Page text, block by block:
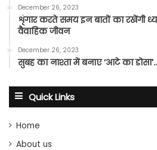
December 26, 2023
शृंगार करते समय इन बातों का रखेंगी
वैवाहिक जीवन
December 26, 2023
सुबह का नाश्ता में बनाए ‘आटे का
Quick Links
Home
About us